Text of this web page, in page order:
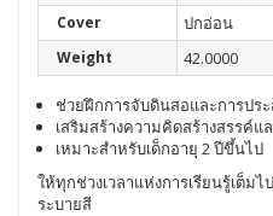
Cover ปกอ่อน
Weight 42.0000
ช่วยฝึกการจับดินสอและการปร
เสริมสร้างความคิดสร้างสรรค์แ
เหมาะสำหรับเด็กอายุ 2 ปีขึ้นไป
ให้ทุกช่วงเวลาแห่งการเรียนรู้เต็
ระบายสี